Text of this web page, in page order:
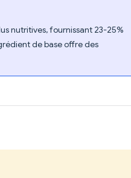
nutritives, fournissant 23-25%
de base offre des